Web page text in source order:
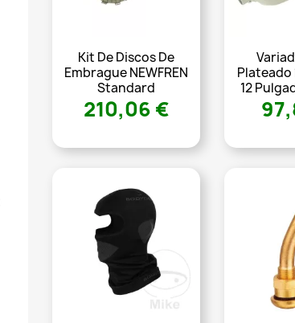
Kit De Discos De
Embrague NEWFREN
Standard
210,06 €
Plateado
12